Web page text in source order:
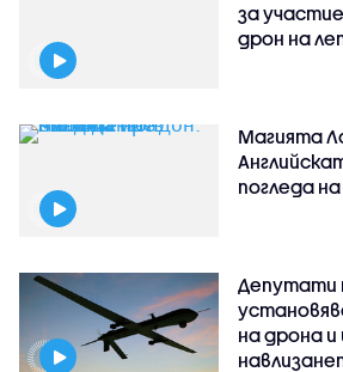
за
дрон на
Магията
погледа
Депутати
на дрона